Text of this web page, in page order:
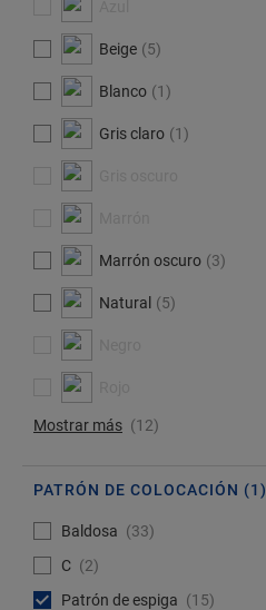
Beige 5
Blanco 1
Gris claro 1
Marrón oscuro 3
Natural 5
Mostrar más 12
PATRÓN DE COLOCACIÓN (1)
#Select#Patrón de colocación (1)
Baldosa
33
C
2
Patrón de espiga
15